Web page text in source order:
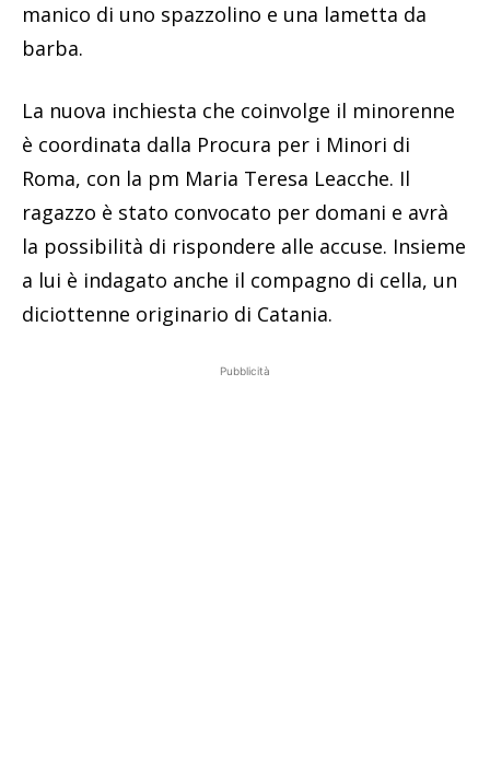
manico di uno spazzolino e una lametta da
barba.
La nuova inchiesta che coinvolge il minorenne
è coordinata dalla Procura per i Minori di
Roma, con la pm Maria Teresa Leacche. Il
ragazzo è stato convocato per domani e avrà
la possibilità di rispondere alle accuse. Insieme
a lui è indagato anche il compagno di cella, un
diciottenne originario di Catania.
Pubblicità